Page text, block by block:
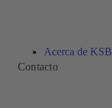
Acerca de KSB
Contacto